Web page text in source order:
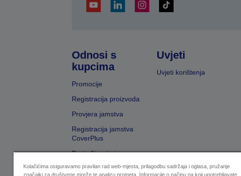
Odnosi s
kupcima
Promocije
Registracija proizvoda
Provjera jamstva
Registracija jamstva
CoverPlus
Pretraživanje trgovaca
Uvjeti
Uvjeti korištenja
Kolačićima osiguravamo pravilan rad web-mjesta, prilagodbu sadržaja i oglasa, pružanje
značajki za društvene mreže te analizu prometa. Informacije o načinu na koji upotrebljavate